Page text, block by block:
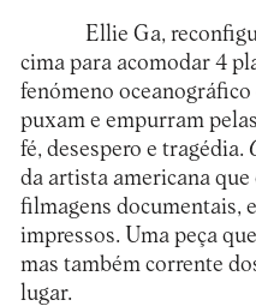
Ellie Ga,
cima para acomodar 4
fenómeno
puxam e empurram
fé, desespero e tragédia.
da artista americana
filmagens documentais,
impressos. Uma peça
mas também corrente
lugar.